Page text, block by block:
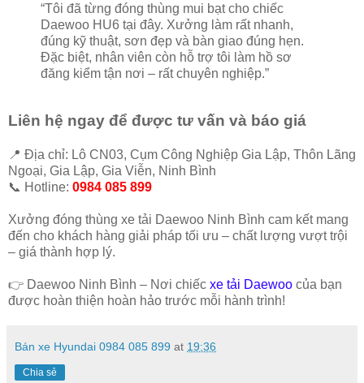
“Tôi đã từng đóng thùng mui bạt cho chiếc
Daewoo HU6 tại đây. Xưởng làm rất nhanh,
đúng kỹ thuật, sơn đẹp và bàn giao đúng hẹn.
Đặc biệt, nhân viên còn hỗ trợ tôi làm hồ sơ
đăng kiểm tận nơi – rất chuyên nghiệp.”
Liên hệ ngay để được tư vấn và báo giá
📍 Địa chỉ: Lô CN03, Cụm Công Nghiệp Gia Lập, Thôn Lãng
Ngoại, Gia Lập, Gia Viễn, Ninh Bình
📞 Hotline: 0984 085 899
Xưởng đóng thùng xe tải Daewoo Ninh Bình cam kết mang
đến cho khách hàng giải pháp tối ưu – chất lượng vượt trội
– giá thành hợp lý.
👉 Daewoo Ninh Bình – Nơi chiếc xe tải Daewoo của bạn
được hoàn thiện hoàn hảo trước mỗi hành trình!
Bán xe Hyundai 0984 085 899 at 19:36
Chia sẻ